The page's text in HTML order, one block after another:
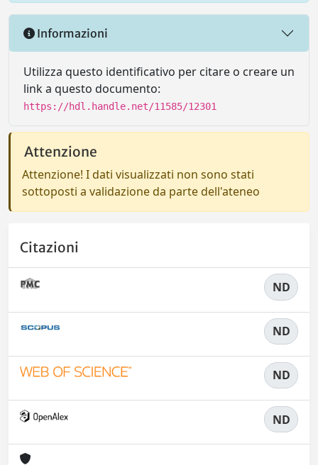
Informazioni
Utilizza questo identificativo per citare o creare un
link a questo documento:
https://hdl.handle.net/11585/12301
Attenzione
Attenzione! I dati visualizzati non sono stati
sottoposti a validazione da parte dell'ateneo
Citazioni
ND
ND
ND
ND